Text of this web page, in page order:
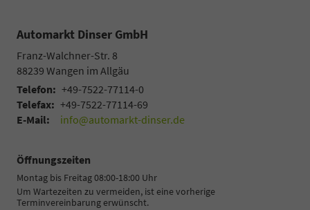
Automarkt Dinser GmbH
Franz-Walchner-Str. 8
88239 Wangen im Allgäu
Telefon: +49-7522-77114-0
Telefax: +49-7522-77114-69
E-Mail:
info@automarkt-dinser.de
Öffnungszeiten
Montag bis Freitag 08:00-18:00 Uhr
Um Wartezeiten zu vermeiden, ist eine vorherige
Terminvereinbarung erwünscht.